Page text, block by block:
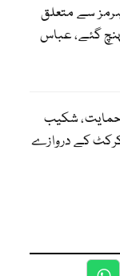
ہرمز سے متعلق
گئے، عباس
شکیب
کے دروازے